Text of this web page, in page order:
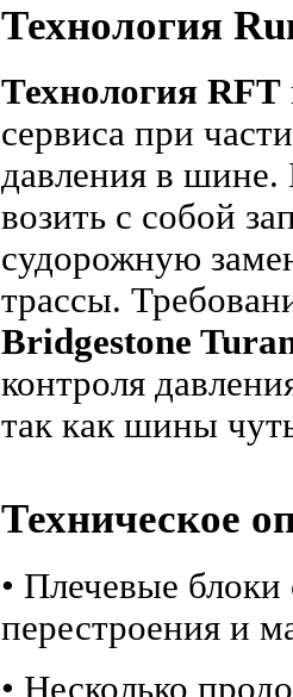
Технология
Технология RFT
сервиса при
давления в шине.
возить с собой
судорожную
трассы.
Bridgestone
контроля
так как шины
Техническое
• Плечевые блоки
перестроения и
• Несколько